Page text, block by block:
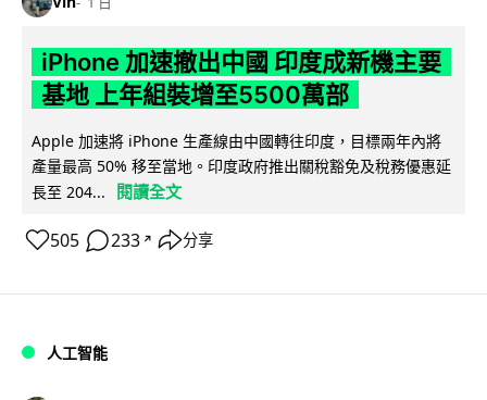
iPhone 加速撤出中國 印度成新機主要
基地 上年組裝增至5500萬部
Apple 加速將 iPhone 生產線由中國轉往印度，目標兩年內將
產量最高 50% 移至當地。印度政府推出關稅豁免及稅務優惠延
長至 204...
閱讀全文
505 233 ↗ 分享
人工智能